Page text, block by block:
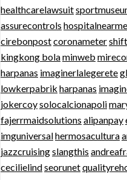
healthcarelawsuit
assurecontrols hospitalnearme
cirebonpostcoronameter
kingkong bolaminweb
harpanas imaginerlalegerete
lowkerpabrik harpanas
jokercoysolocalcionapoli
fajerrmaidsolutions alipanpay
imguniversalhermosacultura
jazzcruisingslangthis
cecilielindseorunet